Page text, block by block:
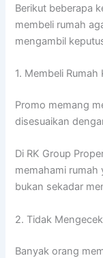
Berikut beberapa
membeli rumah
mengambil
1. Membeli Rumah
Promo memang
disesuaikan
Di RK Group
memahami
bukan sekadar
2. Tidak
Banyak orang